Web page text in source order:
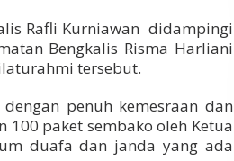
Rafli Kurniawan didampingi
Bengkalis Risma Harliani
tersebut.
penuh kemesraan dan
paket sembako oleh Ketua
duafa dan janda yang ada